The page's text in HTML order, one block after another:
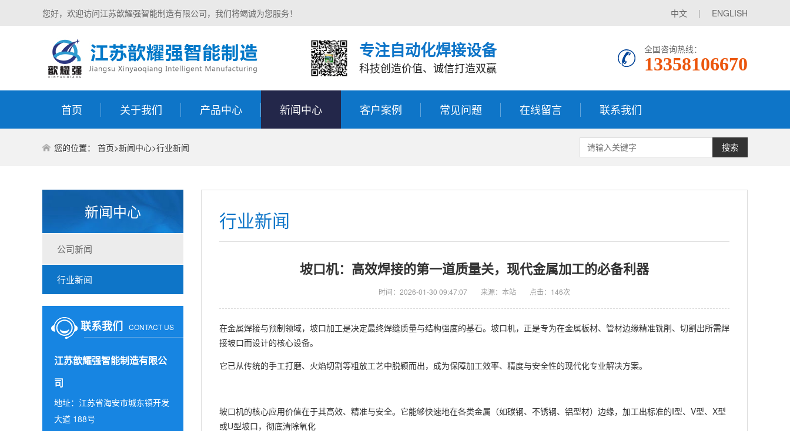
中文 | ENGLISH
您好，欢迎访问江苏歆耀强智能制造有限公司，我们将竭诚为您服务！
专注自动化焊接设备
科技创造价值、诚信打造双赢
全国咨询热线：
13358106670
首页 关于我们 产品中心 新闻中心 客户案例 常见问题 在线留言 联系我们
搜索
您的位置： 首页>新闻中心>行业新闻
新闻中心
公司新闻
行业新闻
联系我们 CONTACT US
江苏歆耀强智能制造有限公
司
地址：江苏省海安市城东镇开发
大道 188号
行业新闻
坡口机：高效焊接的第一道质量关，现代金属加工的必备利器
时间：2026-01-30 09:47:07 来源：本站 点击：146次
在金属焊接与预制领域，坡口加工是决定最终焊缝质量与结构强度的基石。坡口机，正是专为在金属板材、管材边缘精准铣削、切割出所需焊
接坡口而设计的核心设备。
它已从传统的手工打磨、火焰切割等粗放工艺中脱颖而出，成为保障加工效率、精度与安全性的现代化专业解决方案。
坡口机的核心应用价值在于其高效、精准与安全。它能够快速地在各类金属（如碳钢、不锈钢、铝型材）边缘，加工出标准的I型、V型、X型
或U型坡口，彻底清除氧化